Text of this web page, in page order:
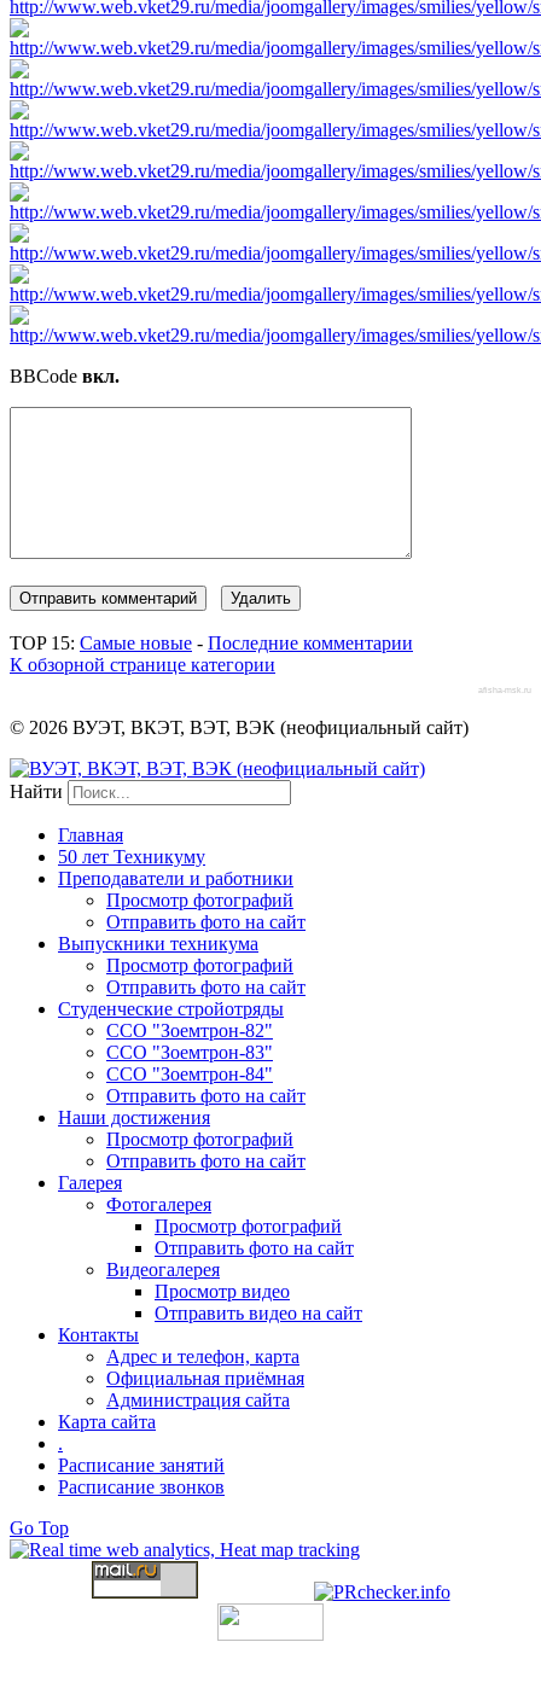
BBCode вкл.
TOP 15: Самые новые - Последние комментарии
К обзорной странице категории
afisha-msk.ru
© 2026 ВУЭТ, ВКЭТ, ВЭТ, ВЭК (неофициальный сайт)
Найти
Главная
50 лет Техникуму
Преподаватели и работники
Просмотр фотографий
Отправить фото на сайт
Выпускники техникума
Просмотр фотографий
Отправить фото на сайт
Студенческие стройотряды
ССО "Зоемтрон-82"
ССО "Зоемтрон-83"
ССО "Зоемтрон-84"
Отправить фото на сайт
Наши достижения
Просмотр фотографий
Отправить фото на сайт
Галерея
Фотогалерея
Просмотр фотографий
Отправить фото на сайт
Видеогалерея
Просмотр видео
Отправить видео на сайт
Контакты
Адрес и телефон, карта
Официальная приёмная
Администрация сайта
Карта сайта
.
Расписание занятий
Расписание звонков
Go Top